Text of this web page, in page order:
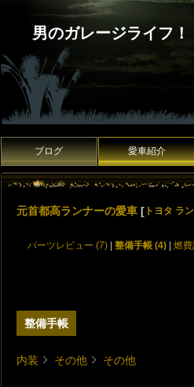
男のガレージライフ！
ブログ 愛車紹介
元首都高ランナーの愛車 [ トヨタ ラ
パーツレビュー (7)
整備手帳 (4) 燃
整備手帳
内装 その他 その他